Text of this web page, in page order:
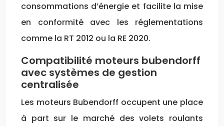
consommations d’énergie et facilite la mise
en conformité avec les réglementations
comme la RT 2012 ou la RE 2020.
Compatibilité moteurs bubendorff
avec systèmes de gestion
centralisée
Les moteurs Bubendorff occupent une place
à part sur le marché des volets roulants